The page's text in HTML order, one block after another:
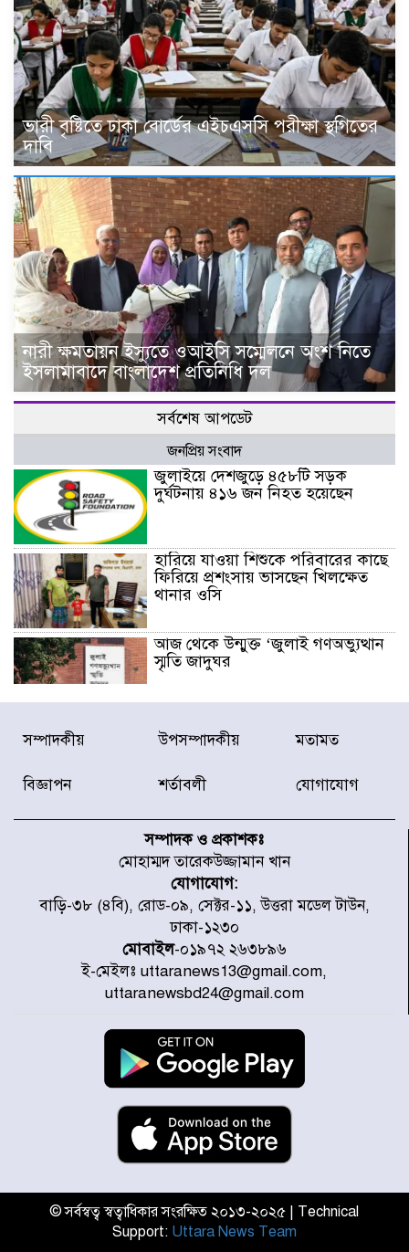
ভারী বৃষ্টিতে ঢাকা বোর্ডের এইচএসসি পরীক্ষা স্থগিতের
দাবি
নারী ক্ষমতায়ন ইস্যুতে ওআইসি সম্মেলনে অংশ নিতে
ইসলামাবাদে বাংলাদেশ প্রতিনিধি দল
সর্বশেষ আপডেট
জনপ্রিয় সংবাদ
জুলাইয়ে দেশজুড়ে ৪৫৮টি সড়ক
দুর্ঘটনায় ৪১৬ জন নিহত হয়েছেন
হারিয়ে যাওয়া শিশুকে পরিবারের কাছে
ফিরিয়ে প্রশংসায় ভাসছেন খিলক্ষেত
থানার ওসি
আজ থেকে উন্মুক্ত ‘জুলাই গণঅভ্যুত্থান
স্মৃতি জাদুঘর
রাজধানীর উত্তরা আঞ্চলিক পাসপোর্ট
অফিসের সামনে দালাল চক্রের ১৩ জন
করেছে র‌্যাব-১
চূড়ান্ত পর্যায়ে : ইরান
প্রত্যেক অপরাধীর বিচার এ দেশেই
হবে, সে যত শক্তিশালীই হোক না কেন,
চট্টগ্রামে জুলাই গণঅভ্যুত্থান দিবসে
প্রতিমন্ত্রী মীর হেলাল
আগামী ৫ দিন বৃষ্টির আভাস
হাসিনার বক্তব্য প্রচারে ভারতের সমর্থন
জুলাই গণঅভ্যুত্থানে আহত যোদ্ধা
মিতুর খোঁজ নিলেন প্রধানমন্ত্রী
উত্তরায় জুলাই গণঅভ্যুত্থানের ৯২
সম্পাদকীয় উপসম্পাদকীয় মতামত
বিজ্ঞাপন শর্তাবলী যোগাযোগ
সম্পাদক ও প্রকাশকঃ
মোহাম্মদ তারেকউজ্জামান খান
যোগাযোগ:
বাড়ি-৩৮ (৪বি), রোড-০৯, সেক্টর-১১, উত্তরা মডেল টাউন,
ঢাকা-১২৩০
মোবাইল-০১৯৭২ ২৬৩৮৯৬
ই-মেইলঃ uttaranews13@gmail.com,
uttaranewsbd24@gmail.com
© সর্বস্বত্ব স্বত্বাধিকার সংরক্ষিত ২০১৩-২০২৫ | Technical
Support: Uttara News Team